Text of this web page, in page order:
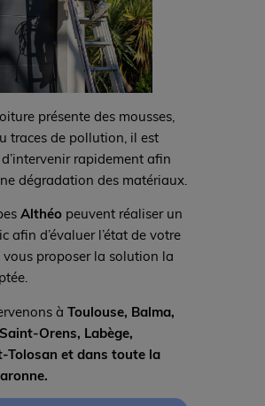
présente des mousses,
traces de pollution, il est
rapidement afin
dégradation des matériaux.
Althéopeuvent réaliser un
afin d’évaluer l’état de votre
proposer la solution la
à Toulouse, Balma,
Orens, Labège,
Tolosan et dans toute la